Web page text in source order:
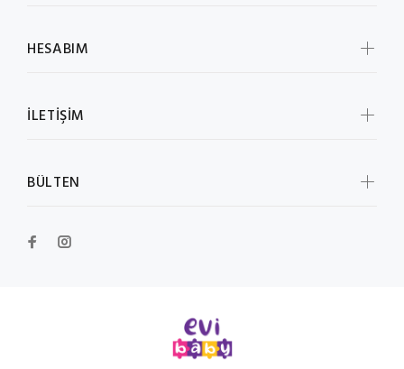
HESABIM
İLETİŞİM
BÜLTEN